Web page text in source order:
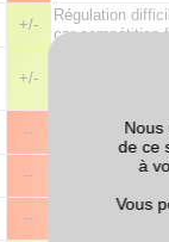
+/-
Régulation
car compétition
+/-
Effet
est détruit
--
Si le couvert
--
--
Nous
de ce
à
Vous